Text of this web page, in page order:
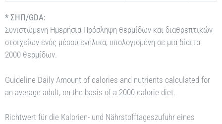
* ΣΗΠ/GDA:
Συνιστώμενη Ημερήσια Πρόσληψη θερμίδων και διαθρεπτικών
στοιχείων ενός μέσου ενήλικα, υπολογισμένη σε μια δίαιτα
2000 θερμίδων.
Guideline Daily Amount of calories and nutrients calculated for
an average adult, on the basis of a 2000 calorie diet.
Richtwert für die Kalorien- und Nährstofftageszufuhr eines